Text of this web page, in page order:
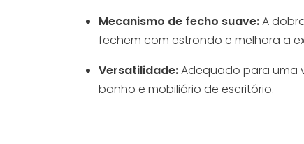
Mecanismo de fecho suave:A
fechem com estrondo e melhora a
Versatilidade:Adequado para uma
banho e mobiliário de escritório.